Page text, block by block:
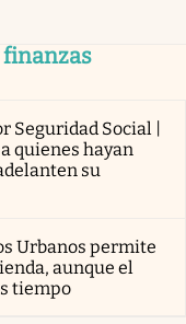
finanzas
Seguridad Social |
quienes hayan
su
Urbanos permite
aunque el
tiempo